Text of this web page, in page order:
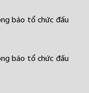
báo tổ chức đấu
báo tổ chức đấu